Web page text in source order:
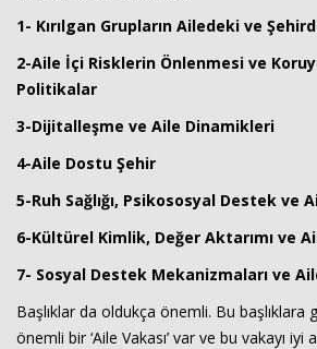
1- Kırılgan Grupların Ailedeki ve
2-Aile İçi Risklerin Önlenmesi ve
Politikalar
3-Dijitalleşme ve Aile Dinamikleri
4-Aile Dostu Şehir
5-Ruh Sağlığı, Psikososyal Destek ve
6-Kültürel Kimlik, Değer Aktarımı ve
7- Sosyal Destek Mekanizmaları ve
Başlıklar da oldukça önemli. Bu
önemli bir ‘Aile Vakası’ var ve bu vakayı iyi